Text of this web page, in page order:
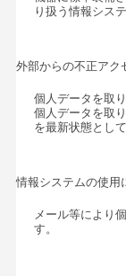
り扱う情報シス
外部からの不正アク
個人データを取
個人データを取
を最新状態として
情報システムの使用
メール等により
す。